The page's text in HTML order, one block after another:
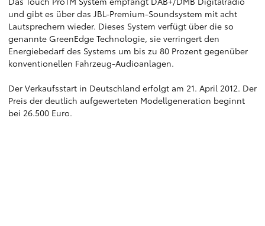
und gibt es über das JBL-Premium-Soundsystem mit acht
Lautsprechern wieder. Dieses System verfügt über die so
genannte GreenEdge Technologie, sie verringert den
Energiebedarf des Systems um bis zu 80 Prozent gegenüber
konventionellen Fahrzeug-Audioanlagen.
Der Verkaufsstart in Deutschland erfolgt am 21. April 2012. Der
Preis der deutlich aufgewerteten Modellgeneration beginnt
bei 26.500 Euro.